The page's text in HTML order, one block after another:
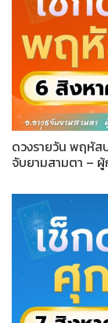
ดวงรายวัน พฤหัส
จับยามสามตา –